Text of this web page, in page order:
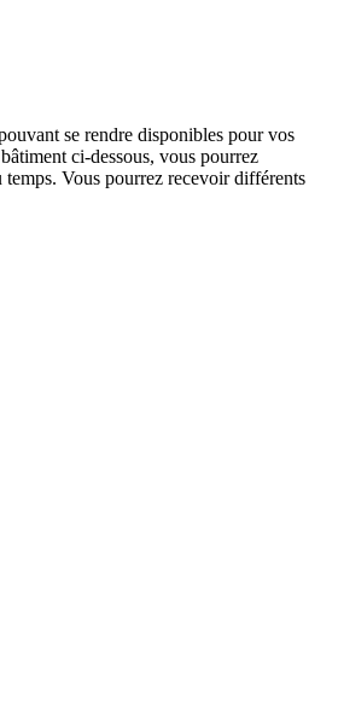
se rendre disponibles pour vos
ci-dessous, vous pourrez
Vous pourrez recevoir différents